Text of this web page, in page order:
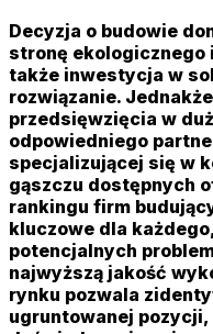
Decyzja o budowie
stronę ekologicznego
także inwestycja w
rozwiązanie.
przedsięwzięcia w
odpowiedniego
specjalizującej się w
gąszczu dostępnych
rankingu firm
kluczowe dla
potencjalnych
najwyższą jakość
rynku pozwala
ugruntowanej